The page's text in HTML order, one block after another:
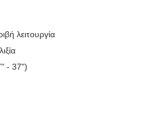
λειτουργία
- 37")